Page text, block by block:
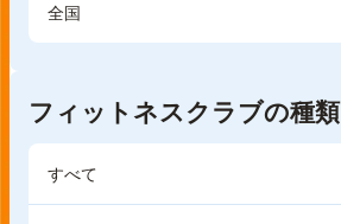
全国
フィットネスクラブの種類
すべて